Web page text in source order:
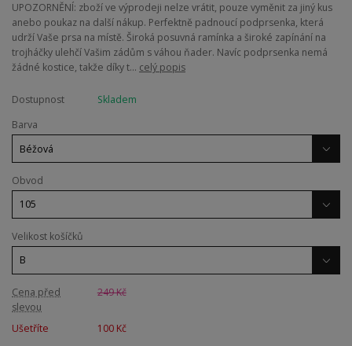
UPOZORNĚNÍ: zboží ve výprodeji nelze vrátit, pouze vyměnit za jiný kus
anebo poukaz na další nákup. Perfektně padnoucí podprsenka, která
udrží Vaše prsa na místě. Široká posuvná ramínka a široké zapínání na
trojháčky ulehčí Vašim zádům s váhou ňader. Navíc podprsenka nemá
žádné kostice, takže díky t... celý popis
Dostupnost
Skladem
Barva
Obvod
Velikost košíčků
Cena před
slevou
249 Kč
Ušetříte
100 Kč